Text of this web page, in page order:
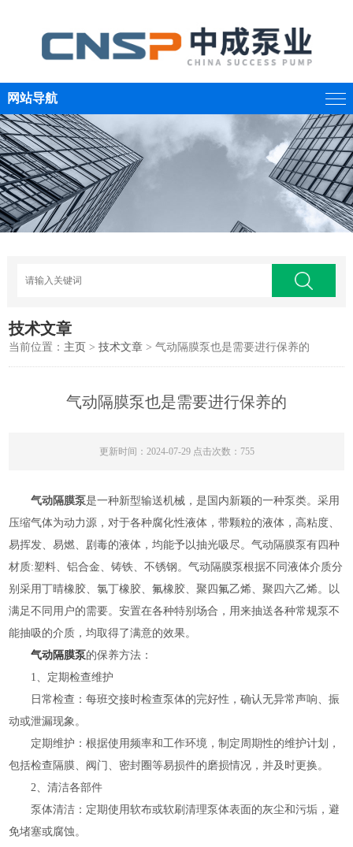
网站导航
技术文章
当前位置： 主页 >技术文章 > 气动隔膜泵也是需要进行保养的
气动隔膜泵也是需要进行保养的
更新时间：2024-07-29 点击次数：755
气动隔膜泵是一种新型输送机械，是国内新颖的一种泵类。采用
压缩气体为动力源，对于各种腐化性液体，带颗粒的液体，高粘度、
易挥发、易燃、剧毒的液体，均能予以抽光吸尽。气动隔膜泵有四种
材质:塑料、铝合金、铸铁、不锈钢。气动隔膜泵根据不同液体介质分
别采用丁晴橡胶、氯丁橡胶、氟橡胶、聚四氟乙烯、聚四六乙烯。以
满足不同用户的需要。安置在各种特别场合，用来抽送各种常规泵不
能抽吸的介质，均取得了满意的效果。
气动隔膜泵的保养方法：
1、定期检查维护
日常检查：每班交接时检查泵体的完好性，确认无异常声响、振
动或泄漏现象。
定期维护：根据使用频率和工作环境，制定周期性的维护计划，
包括检查隔膜、阀门、密封圈等易损件的磨损情况，并及时更换。
2、清洁各部件
泵体清洁：定期使用软布或软刷清理泵体表面的灰尘和污垢，避
免堵塞或腐蚀。